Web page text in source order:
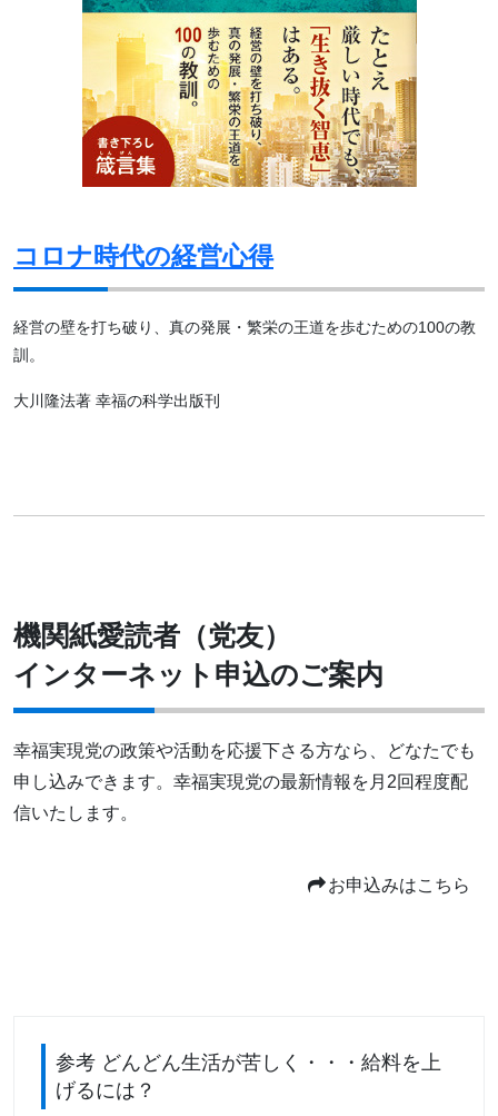
コロナ時代の経営心得
経営の壁を打ち破り、真の発展・繁栄の王道を歩むための100の教
訓。
大川隆法著 幸福の科学出版刊
機関紙愛読者（党友）
インターネット申込のご案内
幸福実現党の政策や活動を応援下さる方なら、どなたでも
申し込みできます。幸福実現党の最新情報を月2回程度配
信いたします。
お申込みはこちら
参考 どんどん生活が苦しく・・・給料を上
げるには？